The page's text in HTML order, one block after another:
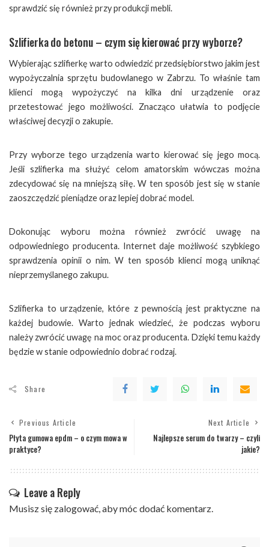
sprawdzić się również przy produkcji mebli.
Szlifierka do betonu – czym się kierować przy wyborze?
Wybierając szlifierkę warto odwiedzić przedsiębiorstwo jakim jest
wypożyczalnia sprzętu budowlanego w Zabrzu. To właśnie tam
klienci mogą wypożyczyć na kilka dni urządzenie oraz
przetestować jego możliwości. Znacząco ułatwia to podjęcie
właściwej decyzji o zakupie.
Przy wyborze tego urządzenia warto kierować się jego mocą.
Jeśli szlifierka ma służyć celom amatorskim wówczas można
zdecydować się na mniejszą siłę. W ten sposób jest się w stanie
zaoszczędzić pieniądze oraz lepiej dobrać model.
Dokonując wyboru można również zwrócić uwagę na
odpowiedniego producenta. Internet daje możliwość szybkiego
sprawdzenia opinii o nim. W ten sposób klienci mogą uniknąć
nieprzemyślanego zakupu.
Szlifierka to urządzenie, które z pewnością jest praktyczne na
każdej budowie. Warto jednak wiedzieć, że podczas wyboru
należy zwrócić uwagę na moc oraz producenta. Dzięki temu każdy
będzie w stanie odpowiednio dobrać rodzaj.
Share
Previous Article
Płyta gumowa epdm – o czym mowa w
praktyce?
Next Article
Najlepsze serum do twarzy – czyli
jakie?
Leave a Reply
Musisz się zalogować, aby móc dodać komentarz.